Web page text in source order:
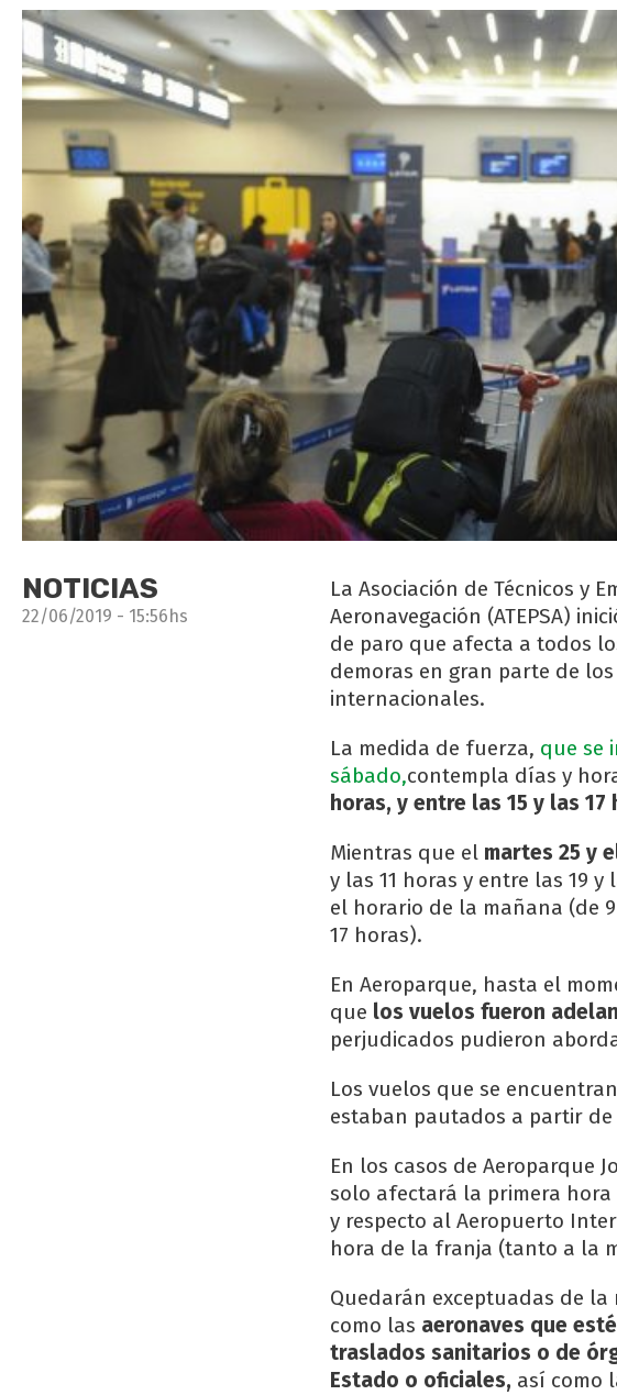
NOTICIAS
22/06/2019 - 15:56hs
La Asociación de Técnicos y
Aeronavegación (ATEPSA)
de paro que afecta a todos
demoras en gran parte de
internacionales.
La medida de fuerza, que se
sábado,contempla días y
horas, y entre las 15 y las 17
Mientras que el martes 25 y
y las 11 horas y entre las 19 y
el horario de la mañana (de
17 horas).
En Aeroparque, hasta el
que los vuelos fueron
perjudicados pudieron
Los vuelos que se
estaban pautados a partir de
En los casos de Aeroparque
solo afectará la primera
y respecto al Aeropuerto
hora de la franja (tanto a la
Quedarán exceptuadas de
como las aeronaves que
traslados sanitarios o de
Estado o oficiales, así como